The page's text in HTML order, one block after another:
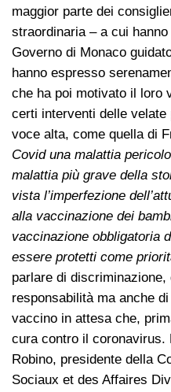
maggior parte dei
straordinaria – a cui
Governo di Monaco
hanno espresso
che ha poi motivato il loro
certi interventi delle
voce alta, come quella di
Covid una malattia
malattia più grave della
vista l’imperfezione
alla vaccinazione dei
vaccinazione obbligatoria
essere protetti come
parlare di discriminazione,
responsabilità ma anche
vaccino in attesa che,
cura contro il coronavirus.
Robino, presidente della
Sociaux et des Affaires